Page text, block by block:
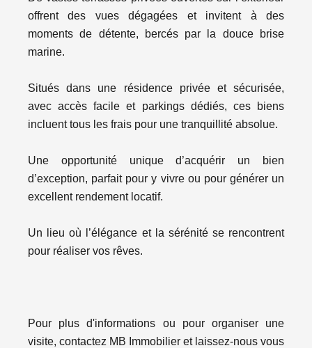
offrent des vues dégagées et invitent à des
moments de détente, bercés par la douce brise
marine.
Situés dans une résidence privée et sécurisée,
avec accès facile et parkings dédiés, ces biens
incluent tous les frais pour une tranquillité absolue.
Une opportunité unique d’acquérir un bien
d’exception, parfait pour y vivre ou pour générer un
excellent rendement locatif.
Un lieu où l’élégance et la sérénité se rencontrent
pour réaliser vos rêves.
Pour plus d'informations ou pour organiser une
visite, contactez MB Immobilier et laissez-nous vous